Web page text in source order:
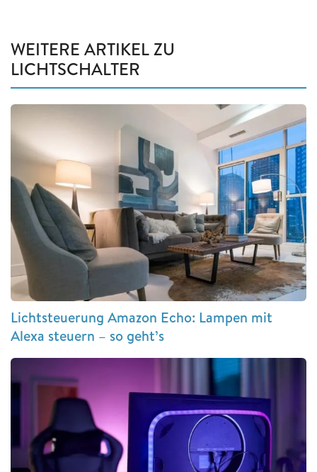
WEITERE ARTIKEL ZU
LICHTSCHALTER
Lichtsteuerung Amazon Echo: Lampen mit
Alexa steuern – so geht’s